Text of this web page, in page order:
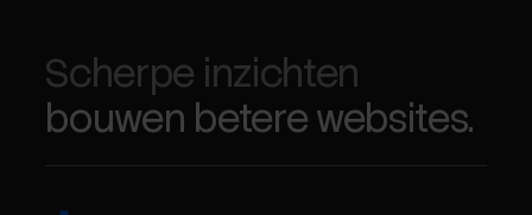
Scherpe inzichten
bouwen betere websites.